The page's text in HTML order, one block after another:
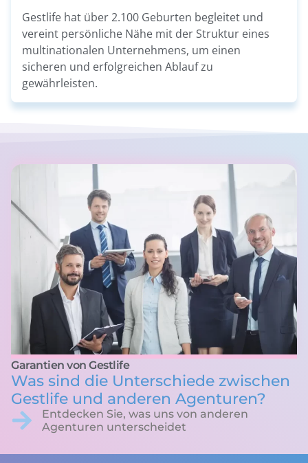
Gestlife hat über 2.100 Geburten begleitet und
vereint persönliche Nähe mit der Struktur eines
multinationalen Unternehmens, um einen
sicheren und erfolgreichen Ablauf zu
gewährleisten.
Garantien von Gestlife
Was sind die Unterschiede zwischen
Gestlife und anderen Agenturen?
Entdecken Sie, was uns von anderen
Agenturen unterscheidet